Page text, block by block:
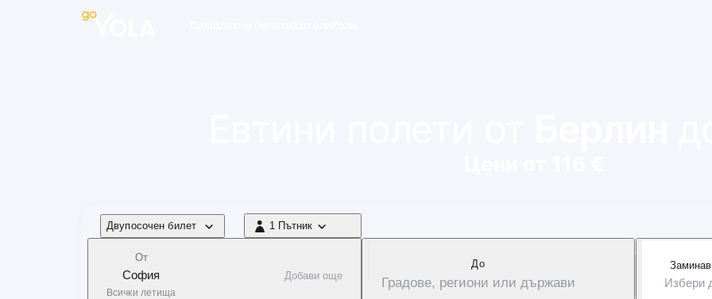
навигацията
Тип полет
Двупосочен билет 1 Пътник
1 Пътник
От
София
Всички летища
Добави още
Дo
Градове, региони или държави Избери